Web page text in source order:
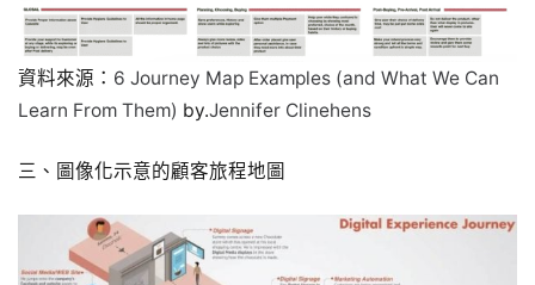
資料來源： 6 Journey Map Examples (and What We Can
Learn From Them) by.Jennifer Clinehens
三、圖像化示意的顧客旅程地圖